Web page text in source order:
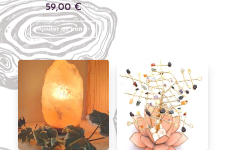
59,00€
Ajouter au panier
options